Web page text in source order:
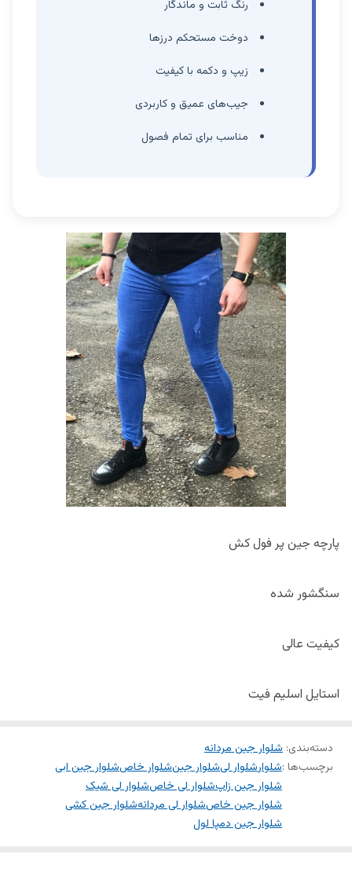
رنگ ثابت و ماندگار
دوخت مستحکم درزها
زیپ و دکمه با کیفیت
جیب‌های عمیق و کاربردی
مناسب برای تمام فصول
پارچه جین پر فول کش
سنگشور شده
کیفیت عالی
استایل اسلیم فیت
دسته‌بندی: شلوار جین مردانه
برچسب‌ها :شلوارشلوار لیشلوار جینشلوار خاصشلوار جین ابی
شلوار جین زاپشلوار لی خاصشلوار لی شیک
شلوار جین خاصشلوار لی مردانهشلوار جین کشی
شلوار جین دمپا لول